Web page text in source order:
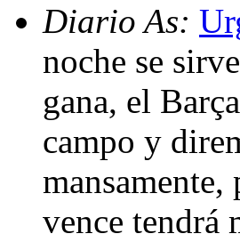
Diario As:
noche se
gana, el
campo y
vence tendrá